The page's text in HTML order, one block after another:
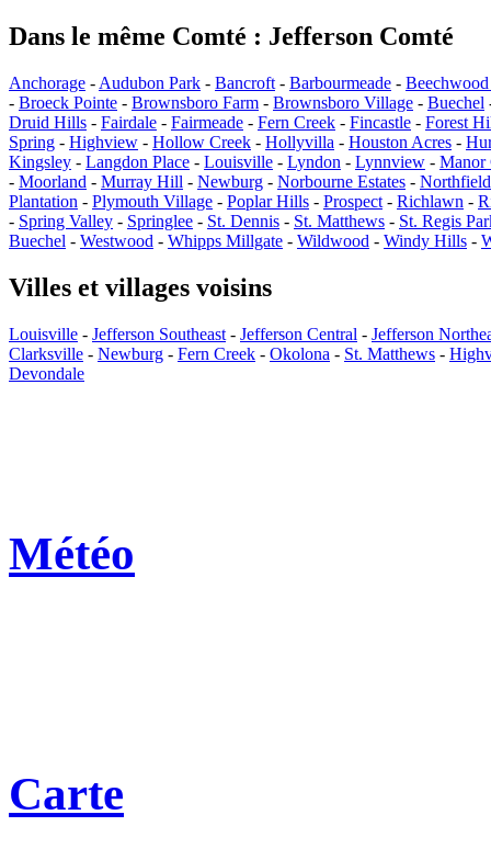
Dans le même Comté : Jefferson Comté
Anchorage - Audubon Park - Bancroft - Barbourmeade -
- Broeck Pointe - Brownsboro Farm - Brownsboro Village - Buechel
Druid Hills - Fairdale - Fairmeade - Fern Creek - Fincastle - Forest
Spring - Highview - Hollow Creek - Hollyvilla - Houston Acres -
Kingsley - Langdon Place - Louisville - Lyndon - Lynnview - Manor
- Moorland - Murray Hill - Newburg - Norbourne Estates - Northfield
Plantation - Plymouth Village - Poplar Hills - Prospect - Richlawn -
- Spring Valley - Springlee - St. Dennis - St. Matthews - St. Regis
Buechel - Westwood - Whipps Millgate - Wildwood - Windy Hills -
Villes et villages voisins
Louisville - Jefferson Southeast - Jefferson Central - Jefferson
Clarksville - Newburg - Fern Creek - Okolona - St. Matthews -
Devondale
Météo
Carte